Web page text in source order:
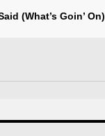
(What’s Goin’ On)